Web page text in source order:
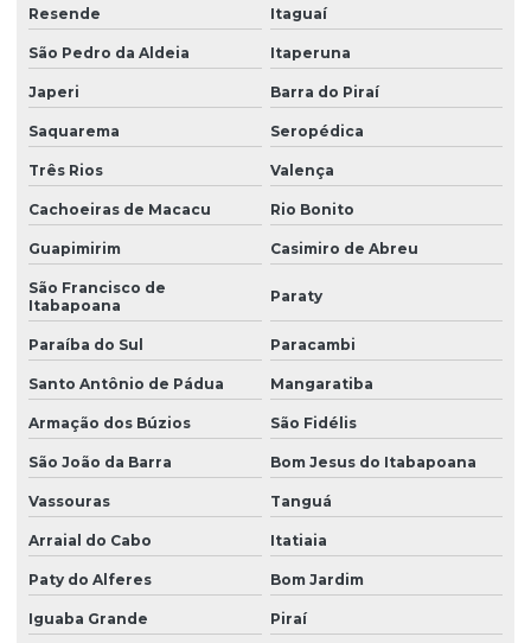
Filtro industrial para tratamento de água
Filtro de osmose reversa
Filtro para poço
Filtro para poço artesiano com ferrugem
Filtro para poço que remove ferro manganês coliformes
Filtro para poço semi artesiano
Filtro redutor de dureza
Filtro para remoção de flúor
Filtro para remoção de múltiplos minerais
Filtro para remover cor da agua
Filtro para remover ferro e manganês de poço
Filtro para remover nitrato da água
Filtro para remover nitrito da água
Resende Itaguaí
São Pedro da Aldeia Itaperuna
Japeri Barra do Piraí
Saquarema Seropédica
Três Rios Valença
Cachoeiras de Macacu Rio Bonito
Guapimirim Casimiro de Abreu
São Francisco de
Itabapoana
Paraty
Paraíba do Sul Paracambi
Santo Antônio de Pádua Mangaratiba
Armação dos Búzios São Fidélis
São João da Barra Bom Jesus do Itabapoana
Vassouras Tanguá
Arraial do Cabo Itatiaia
Paty do Alferes Bom Jardim
Iguaba Grande Piraí